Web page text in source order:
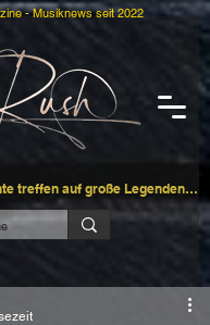
treffen auf große Legenden…
- Musiknews seit 2022